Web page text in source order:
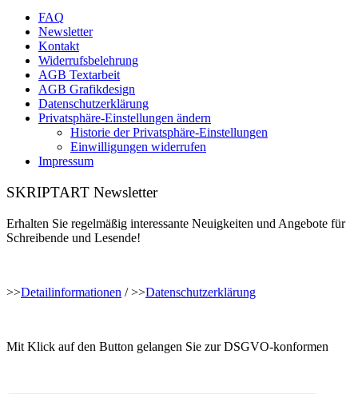
FAQ
Newsletter
Kontakt
Widerrufsbelehrung
AGB Textarbeit
AGB Grafikdesign
Datenschutzerklärung
Privatsphäre-Einstellungen ändern
Historie der Privatsphäre-Einstellungen
Einwilligungen widerrufen
Impressum
SKRIPTART Newsletter
Erhalten Sie regelmäßig interessante Neuigkeiten und Angebote für
Schreibende und Lesende!
>>Detailinformationen / >>Datenschutzerklärung
Mit Klick auf den Button gelangen Sie zur DSGVO-konformen